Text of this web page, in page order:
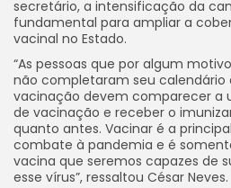
secretário, a intensificação da
fundamental para ampliar a
vacinal no Estado.
“As pessoas que por algum
não completaram seu calendário
vacinação devem comparecer a
de vacinação e receber o
quanto antes. Vacinar é a
combate à pandemia e é
vacina que seremos capazes de
esse vírus”, ressaltou César Neves.